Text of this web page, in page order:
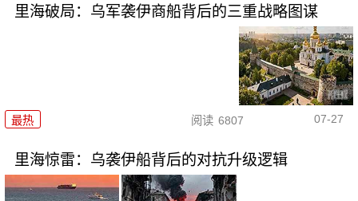
里海破局：乌军袭伊商船背后的三重战略图谋
最热 阅读 6807 07-27
里海惊雷：乌袭伊船背后的对抗升级逻辑